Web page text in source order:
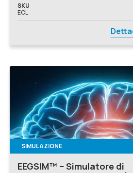
SKU
ECL
SIMULAZIONE
EEGSIM™ – Simulatore di